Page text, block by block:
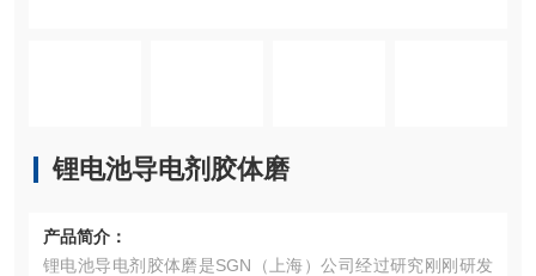
锂电池导电剂胶体磨
产品简介：
锂电池导电剂胶体磨是SGN（上海）公司经过研究刚刚研发